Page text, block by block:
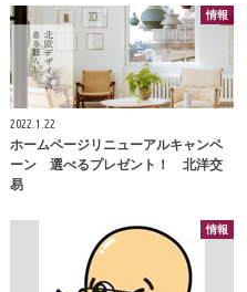
情報
2022.1.22
ホームページリニューアルキャンペ
ーン 選べるプレゼント！ 北洋交
易
情報